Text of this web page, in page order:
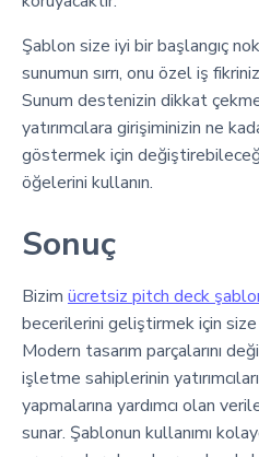
Şablon size iyi bir başlangıç
sunumun sırrı, onu özel iş
Sunum destenizin dikkat
yatırımcılara girişiminizin ne
göstermek için
öğelerini kullanın.
Sonuç
Bizim ücretsiz pitch deck
becerilerini geliştirmek için size
Modern tasarım parçalarını
işletme sahiplerinin
yapmalarına yardımcı olan
sunar. Şablonun kullanımı